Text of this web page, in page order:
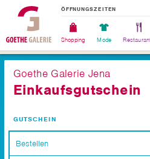
ÖFFNUNGSZEITEN
Shopping Mode
Goethe Galerie Jena
Einkaufsgutschein
GUTSCHEIN
Bestellen